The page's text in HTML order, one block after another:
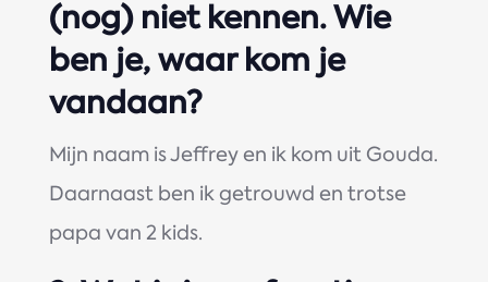
(nog) niet kennen. Wie
ben je, waar kom je
vandaan?
Mijn naam is Jeffrey en ik kom uit Gouda.
Daarnaast ben ik getrouwd en trotse
papa van 2 kids.